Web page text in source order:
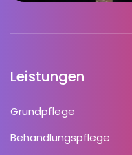
Leistungen
Grundpflege
Behandlungspflege